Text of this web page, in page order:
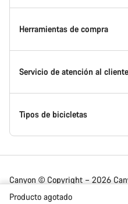
Producto agotado
Herramientas de compra
Servicio de atención al cliente
Tipos de bicicletas
Canyon © Copyright – 2026
GmbH – All Rights Reserved